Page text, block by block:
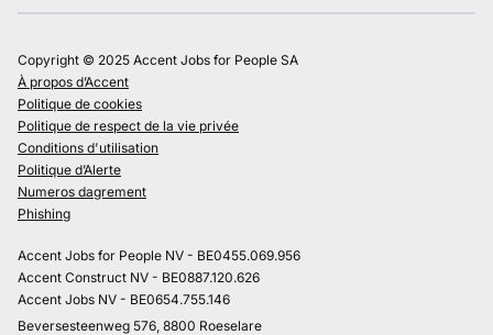
Copyright © 2025 Accent Jobs for People SA
À propos d’Accent
Politique de cookies
Politique de respect de la vie privée
Conditions d'utilisation
Politique d’Alerte
Numeros dagrement
Phishing
Accent Jobs for People NV - BE0455.069.956
Accent Construct NV - BE0887.120.626
Accent Jobs NV - BE0654.755.146
Beversesteenweg 576, 8800 Roeselare